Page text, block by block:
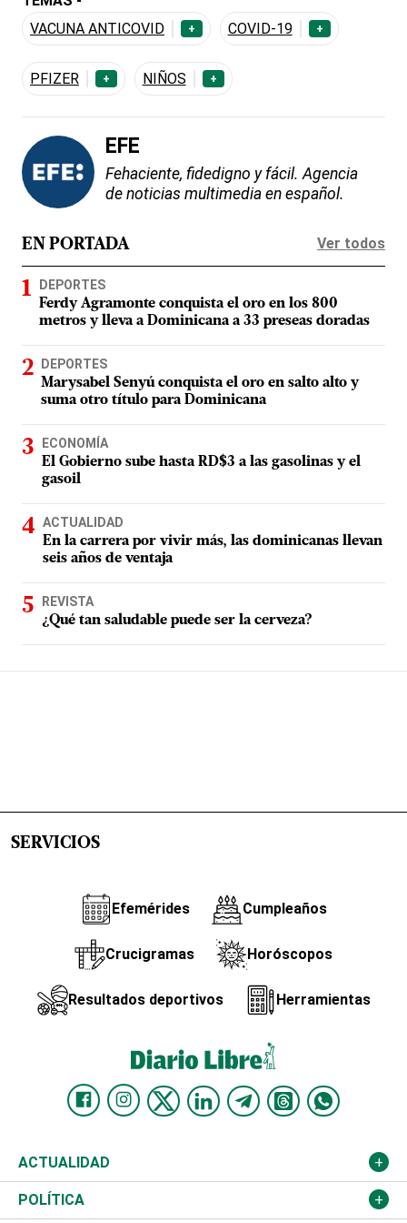
VACUNA ANTICOVID
+ COVID-19 +
PFIZER + NIÑOS +
EFE
Fehaciente, fidedigno y fácil. Agencia
de noticias multimedia en español.
EN PORTADA Ver todos
DEPORTES
Ferdy Agramonte conquista el oro en los 800
metros y lleva a Dominicana a 33 preseas doradas
DEPORTES
Marysabel Senyú conquista el oro en salto alto y
suma otro título para Dominicana
ECONOMÍA
El Gobierno sube hasta RD$3 a las gasolinas y el
gasoil
ACTUALIDAD
En la carrera por vivir más, las dominicanas llevan
seis años de ventaja
REVISTA
¿Qué tan saludable puede ser la cerveza?
SERVICIOS
Efemérides Cumpleaños
Crucigramas Horóscopos
Resultados deportivos Herramientas
ACTUALIDAD
Nacional
POLÍTICA